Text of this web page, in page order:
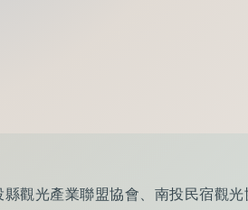
縣觀光產業聯盟協會、南投民宿觀